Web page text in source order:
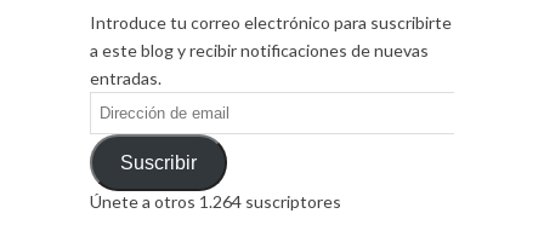
Introduce tu correo electrónico para suscribirte
a este blog y recibir notificaciones de nuevas
entradas.
Dirección
de
emailSuscribir
Únete a otros 1.264 suscriptores